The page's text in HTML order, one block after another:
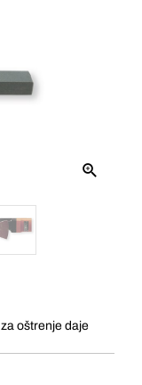
oštrenje daje